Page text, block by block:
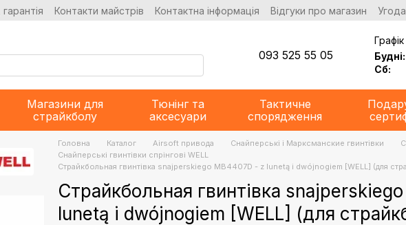
Контакти майстрів Контактна інформація Відгуки про магазин
093 525 55 05
Будні:
Сб:
Магазини для
страйкболу
Тюнінг та
аксесуари
Тактичне
спорядження
Головна Каталог Airsoft привода Снайперські і Марксманские гвинтівки
Снайперські гвинтівки спрінгові WELL
Страйкбольная гвинтівка snajperskiego MB4407D - z lunetą i dwójnogiem [WELL] (для
Страйкбольная гвинтівка
lunetą i dwójnogiem [WELL] (для